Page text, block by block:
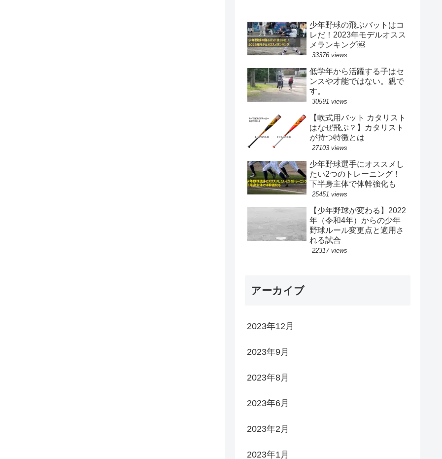
少年野球の飛ぶバットはコ
レだ！2023年モデルオスス
メランキング￼
33376 views
低学年から活躍する子はセ
ンスや才能ではない。親で
す。
30591 views
【軟式用バット カタリスト
はなぜ飛ぶ？】カタリスト
が持つ特徴とは
27103 views
少年野球選手にオススメし
たい2つのトレーニング！
下半身主体で体幹強化も
25451 views
【少年野球が変わる】2022
年（令和4年）からの少年
野球ルール変更点と適用さ
れる試合
22317 views
アーカイブ
2023年12月
2023年9月
2023年8月
2023年6月
2023年2月
2023年1月